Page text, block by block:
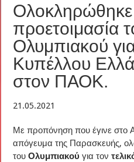
προετοιμασία
Ολυμπιακού
Κυπέλλου
στον ΠΑΟΚ.
21.05.2021
Με προπόνηση που έγινε στο
απόγευμα της Παρασκευής,
τουΟλυμπιακού για τον